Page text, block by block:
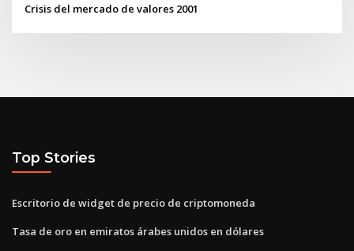
Crisis del mercado de valores 2001
Top Stories
Escritorio de widget de precio de criptomoneda
Tasa de oro en emiratos árabes unidos en dólares